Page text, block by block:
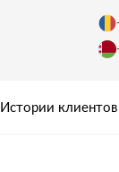
Истории клиентов